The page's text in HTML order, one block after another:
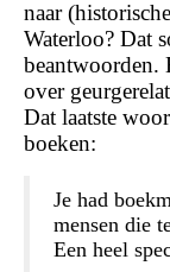
naar
Waterloo? Dat
beantwoorden.
over
Dat laatste
boeken:
Je had
mensen die
Een heel